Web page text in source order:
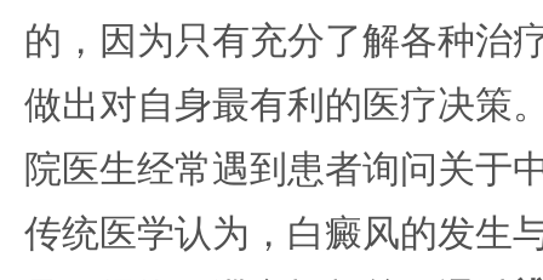
的，因为只有充分了解各种治
做出对自身最有利的医疗决策
院医生经常遇到患者询问关于
传统医学认为，白癜风的发生